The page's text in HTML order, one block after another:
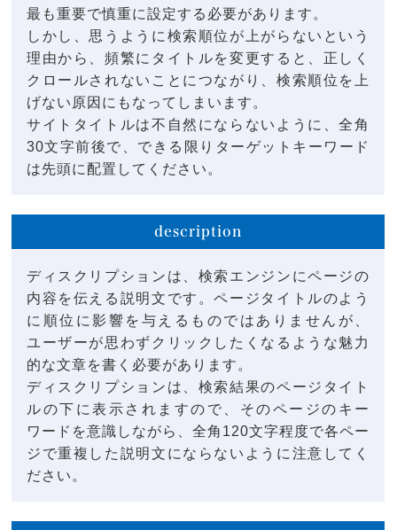
最も重要で慎重に設定する必要があります。
しかし、思うように検索順位が上がらないという
理由から、頻繁にタイトルを変更すると、正しく
クロールされないことにつながり、検索順位を上
げない原因にもなってしまいます。
サイトタイトルは不自然にならないように、全角
30文字前後で、できる限りターゲットキーワード
は先頭に配置してください。
description
ディスクリプションは、検索エンジンにページの
内容を伝える説明文です。ページタイトルのよう
に順位に影響を与えるものではありませんが、
ユーザーが思わずクリックしたくなるような魅力
的な文章を書く必要があります。
ディスクリプションは、検索結果のページタイト
ルの下に表示されますので、そのページのキー
ワードを意識しながら、全角120文字程度で各ペー
ジで重複した説明文にならないように注意してく
ださい。